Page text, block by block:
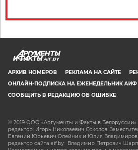
AIF.BY
АРХИВ НОМЕРОВ РЕКЛАМА НА САЙТЕ
ОНЛАЙН-ПОДПИСКА НА ЕЖЕНЕДЕЛЬНИК АИФ
СООБЩИТЬ В РЕДАКЦИЮ ОБ ОШИБКЕ
© 2019 ООО «Аргументы и Факты в
редактор: Игорь Николаевич Соколов.
Евгений Юрьевич Олейник и Юлия
редактор сайта aif.by: Владимир Петрович